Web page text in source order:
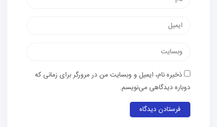
پست
وب‌سایت
ذخیره نام، ایمیل و وبسایت من در مرورگر برای زمانی که
دوباره دیدگاهی می‌نویسم.